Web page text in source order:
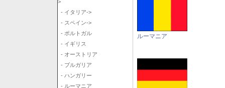
>
- イタリア->
- スペイン->
- ポルトガル
- イギリス
- オーストリア
- ブルガリア
- ハンガリー
- ルーマニア
ルーマニア